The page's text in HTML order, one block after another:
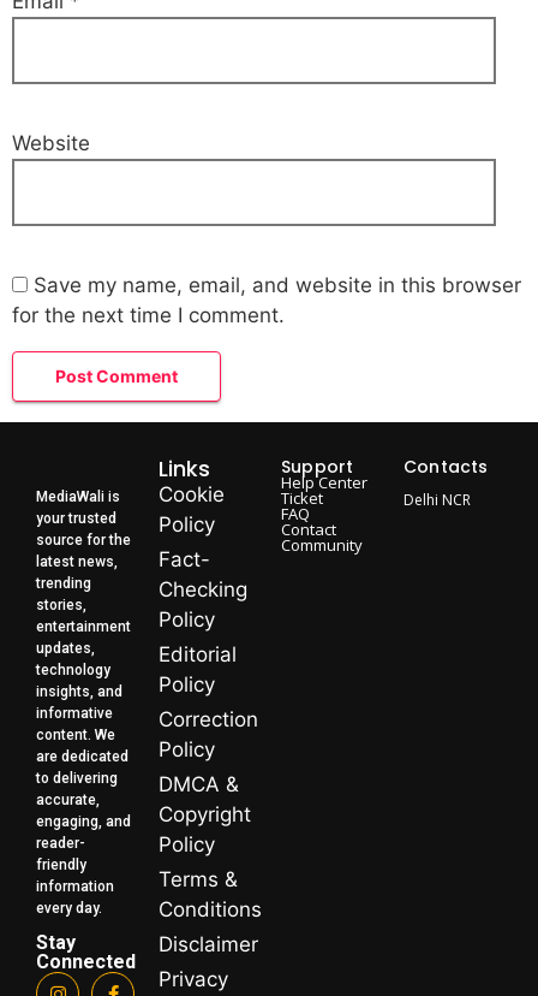
Website
Save my name, email, and website in this browser
for the next time I comment.
MediaWali is
your trusted
source for the
latest news,
trending
stories,
entertainment
updates,
technology
insights, and
informative
content. We
are dedicated
to delivering
accurate,
engaging, and
reader-
friendly
information
every day.
Stay
Connected
Links
Cookie
Policy
Fact-
Checking
Policy
Editorial
Policy
Correction
Policy
DMCA &
Copyright
Policy
Terms &
Conditions
Disclaimer
Privacy
Support
Help Center
Ticket
FAQ
Contact
Community
Contacts
Delhi NCR